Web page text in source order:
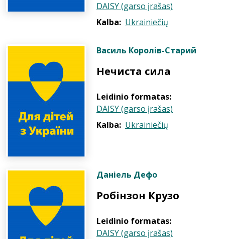
DAISY (garso įrašas)
Kalba: Ukrainiečių
Василь Королів-Старий
Нечиста сила
Leidinio formatas:
DAISY (garso įrašas)
Kalba: Ukrainiečių
Даніель Дефо
Робінзон Крузо
Leidinio formatas:
DAISY (garso įrašas)